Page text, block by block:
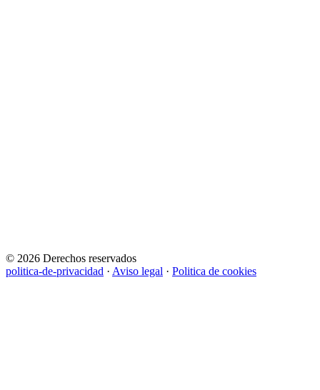
© 2026 Derechos reservados
politica-de-privacidad · Aviso legal · Politica de cookies